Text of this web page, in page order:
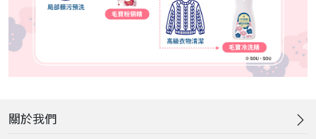
關於我們